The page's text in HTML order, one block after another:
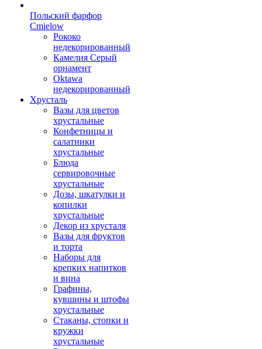
Польский фарфор
Сmielow
Рококо
недекорированный
Камелия Серый
орнамент
Oktawa
недекорированный
Хрусталь
Вазы для цветов
хрустальные
Конфетницы и
салатники
хрустальные
Блюда
сервировочные
хрустальные
Дозы, шкатулки и
копилки
хрустальные
Декор из хрусталя
Вазы для фруктов
и торта
Наборы для
крепких напитков
и вина
Графины,
кувшины и штофы
хрустальные
Стаканы, стопки и
кружки
хрустальные